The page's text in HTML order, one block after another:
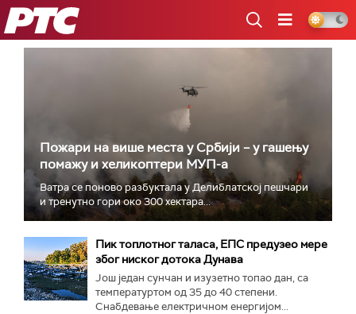
РТС
Пожари на више места у Србији – у гашењу
помажу и хеликоптери МУП-а
Ватра се поново разбуктала у Делиблатској пешчари
и тренутно гори око 300 хектара...
Пик топлотног таласа, ЕПС предузео мере
због ниског дотока Дунава
Још један сунчан и изузетно топао дан, са
температуртом од 35 до 40 степени.
Снабдевање електричном енергијом...